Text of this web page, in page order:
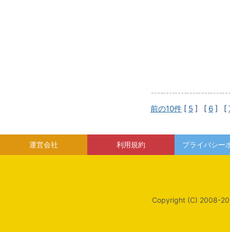
前の10件 [ 5 ] [ 6 ] [
運営会社 利用規約 プライバシー
Copyright (C) 2008-